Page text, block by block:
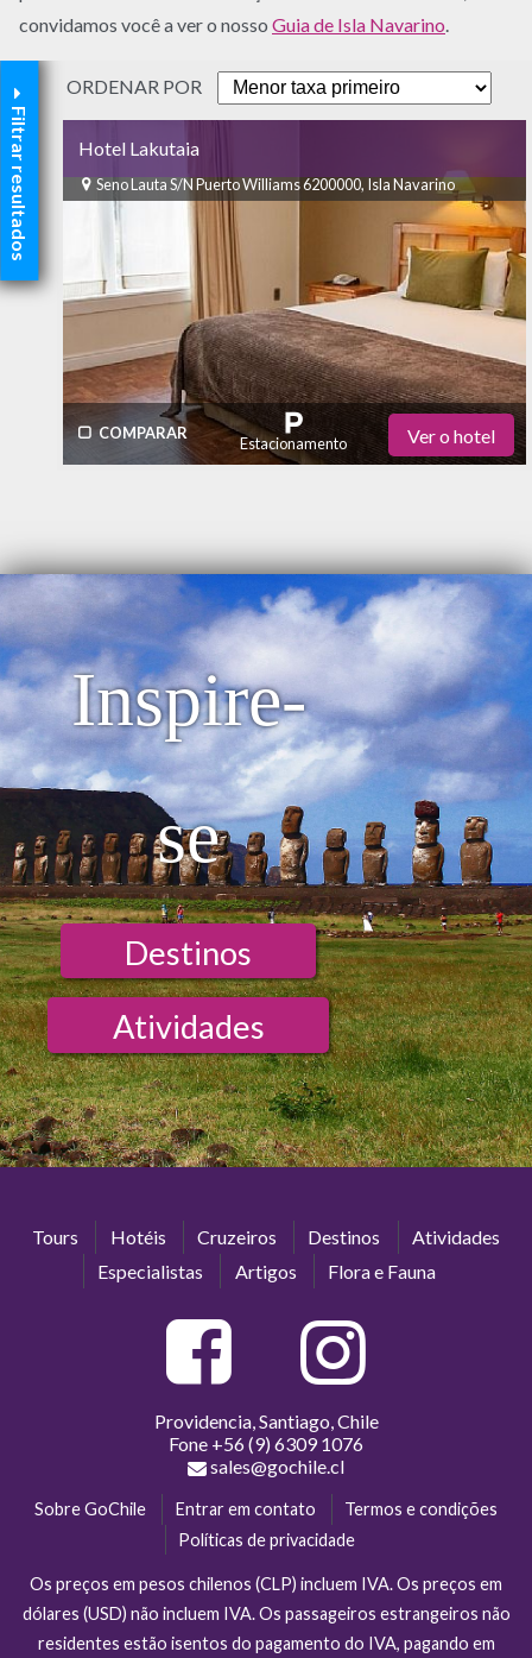
convidamos você a ver o nosso Guia de Isla Navarino.
ORDENAR POR
Hotel Lakutaia
Seno Lauta S/N Puerto Williams 6200000, Isla Navarino
COMPARAR
Estacionamento
Piscina Ar Condicionado SPA
Internet - Habitación Internet - Wi-Fi
Ver o hotel
Filtrar resultados
Inspire-
se
Destinos
Atividades
Tours Hotéis Cruzeiros Destinos
Atividades
Especialistas
Artigos Flora e Fauna
Providencia, Santiago, Chile
Fone +56 (9) 6309 1076
sales@gochile.cl
Sobre GoChile Entrar em contato
Termos e condições
Políticas de privacidade
Os preços em pesos chilenos (CLP) incluem IVA. Os preços em
dólares (USD) não incluem IVA. Os passageiros estrangeiros não
residentes estão isentos do pagamento do IVA, pagando em